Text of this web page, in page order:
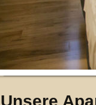
Unsere